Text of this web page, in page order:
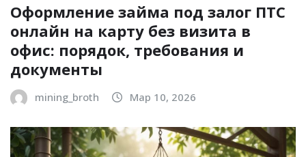
Оформление займа под залог ПТС
онлайн на карту без визита в
офис: порядок, требования и
документы
mining_broth Мар 10, 2026